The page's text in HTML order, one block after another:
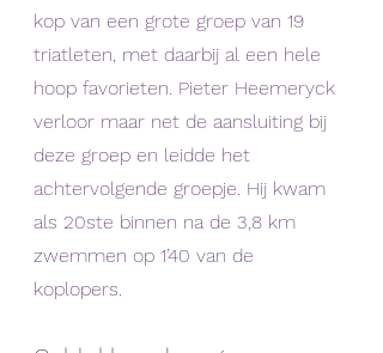
kop van een grote groep van 19
triatleten, met daarbij al een hele
hoop favorieten. Pieter Heemeryck
verloor maar net de aansluiting bij
deze groep en leidde het
achtervolgende groepje. Hij kwam
als 20ste binnen na de 3,8 km
zwemmen op 1’40 van de
koplopers.